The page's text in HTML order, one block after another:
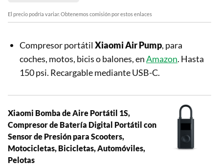
El precio podría variar. Obtenemos comisión por estos enlaces
Compresor portátil Xiaomi Air Pump, para
coches, motos, bicis o balones, enAmazon. Hasta
150 psi. Recargable mediante USB-C.
Xiaomi Bomba de Aire Portátil 1S,
Compresor de Batería Digital Portátil con
Sensor de Presión para Scooters,
Motocicletas, Bicicletas, Automóviles,
Pelotas